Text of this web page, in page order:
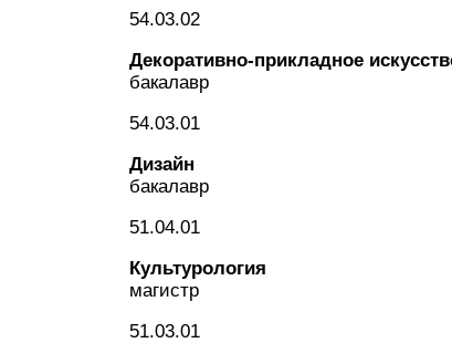
54.03.02
Декоративно-прикладное
бакалавр
54.03.01
Дизайн
бакалавр
51.04.01
Культурология
магистр
51.03.01